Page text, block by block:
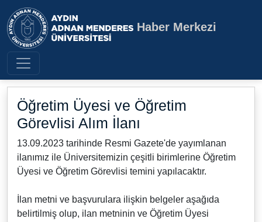
Aydın Adnan Menderes
Haber Merkezi
Öğretim Üyesi ve Öğretim
Görevlisi Alım İlanı
13.09.2023 tarihinde Resmi Gazete'de yayımlanan
ilanımız ile Üniversitemizin çeşitli birimlerine Öğretim
Üyesi ve Öğretim Görevlisi temini yapılacaktır.
İlan metni ve başvurulara ilişkin belgeler aşağıda
belirtilmiş olup, ilan metninin ve Öğretim Üyesi